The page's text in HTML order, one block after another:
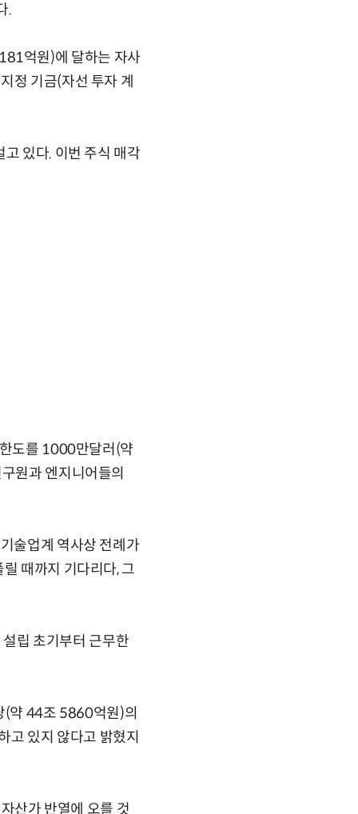
.
억원)에 달하는 자사
정 기금(자선 투자 계
있다. 이번 주식 매각
도를 1000만달러(약
원과 엔지니어들의
술업계 역사상 전례가
때까지 기다리다, 그
립 초기부터 근무한
(약 44조 5860억원)의
고 있지 않다고 밝혔지
산가 반열에 오를 것